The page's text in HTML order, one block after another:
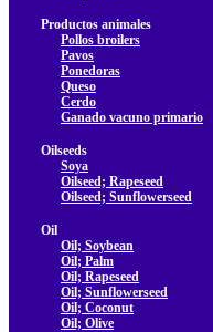
Productos animales
Pollos broilers
Pavos
Ponedoras
Queso
Cerdo
Ganado vacuno primario
Oilseeds
Soya
Oilseed; Rapeseed
Oilseed; Sunflowerseed
Oil
Oil; Soybean
Oil; Palm
Oil; Rapeseed
Oil; Sunflowerseed
Oil; Coconut
Oil; Olive